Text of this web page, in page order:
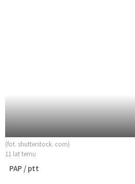
(fot. shutterstock. com)
11 lat temu
PAP / ptt